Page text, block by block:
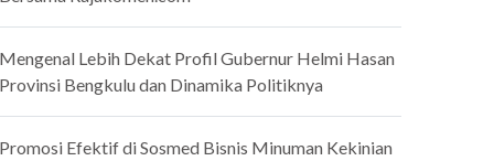
Lebih Dekat Profil Gubernur Helmi Hasan
Bengkulu dan Dinamika Politiknya
Efektif di Sosmed Bisnis Minuman Kekinian